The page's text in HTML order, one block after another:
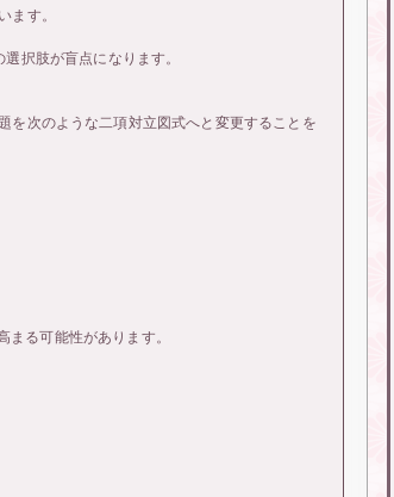
ます。
択肢が盲点になります。
を次のような二項対立図式へと変更することを
る可能性があります。